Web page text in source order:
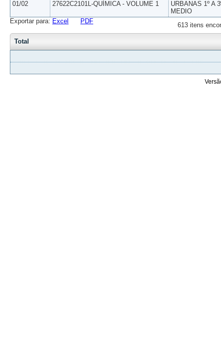
01/02 27622C2101L-QUÍMICA - VOLUME 1
URBANAS 1º A
MEDIO
613 itens
Exportar para: Excel PDF
Total